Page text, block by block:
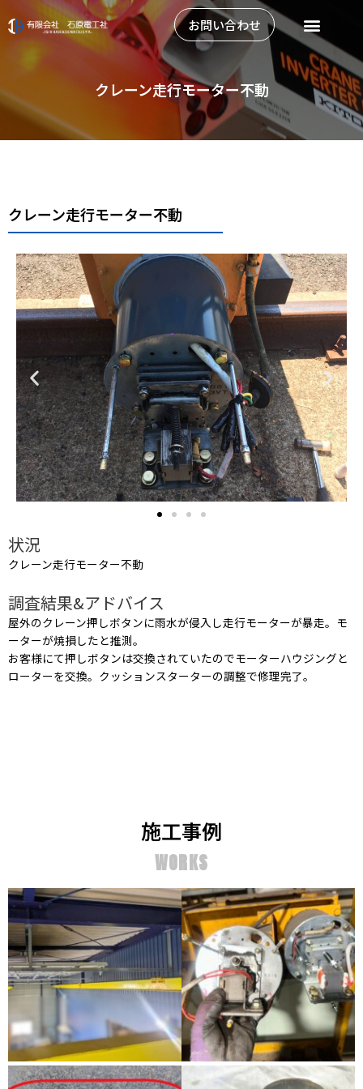
容
ッ
お問い合わせ
メ
ニ
ュ
ー
クレーン走行モーター不動
クレーン走行モーター不動
状況
クレーン走行モーター不動
調査結果&アドバイス
屋外のクレーン押しボタンに雨水が侵入し走行モーターが暴走。モ
ーターが焼損したと推測。
お客様にて押しボタンは交換されていたのでモーターハウジングと
ローターを交換。クッションスターターの調整で修理完了。
施工事例
WORKS